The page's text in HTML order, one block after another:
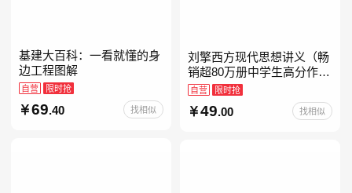
基建大百科：一看就懂的身
边工程图解
自营 限时抢
69.40 找相似
刘擎西方现代思想讲义（畅
销超80万册中学生高分作文
素材库常驻寒暑假阅读书
单，奇葩说导师刘擎经典之
作讲透西方思想史，哲学知
自营 限时抢
49.00 找相似